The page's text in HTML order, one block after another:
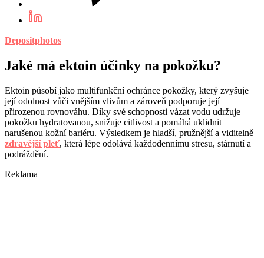
Depositphotos
Jaké má ektoin účinky na pokožku?
Ektoin působí jako multifunkční ochránce pokožky, který zvyšuje
její odolnost vůči vnějším vlivům a zároveň podporuje její
přirozenou rovnováhu. Díky své schopnosti vázat vodu udržuje
pokožku hydratovanou, snižuje citlivost a pomáhá uklidnit
narušenou kožní bariéru. Výsledkem je hladší, pružnější a viditelně
zdravější pleť, která lépe odolává každodennímu stresu, stárnutí a
podráždění.
Reklama